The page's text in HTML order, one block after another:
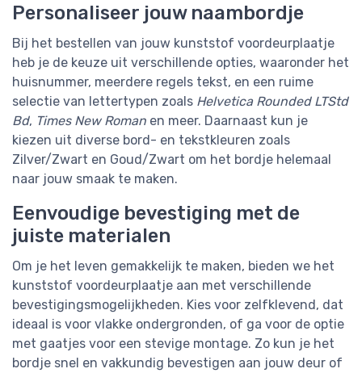
Personaliseer jouw naambordje
Bij het bestellen van jouw kunststof voordeurplaatje
heb je de keuze uit verschillende opties, waaronder het
huisnummer, meerdere regels tekst, en een ruime
selectie van lettertypen zoals Helvetica Rounded LTStd
Bd, Times New Roman en meer. Daarnaast kun je
kiezen uit diverse bord- en tekstkleuren zoals
Zilver/Zwart en Goud/Zwart om het bordje helemaal
naar jouw smaak te maken.
Eenvoudige bevestiging met de
juiste materialen
Om je het leven gemakkelijk te maken, bieden we het
kunststof voordeurplaatje aan met verschillende
bevestigingsmogelijkheden. Kies voor zelfklevend, dat
ideaal is voor vlakke ondergronden, of ga voor de optie
met gaatjes voor een stevige montage. Zo kun je het
bordje snel en vakkundig bevestigen aan jouw deur of